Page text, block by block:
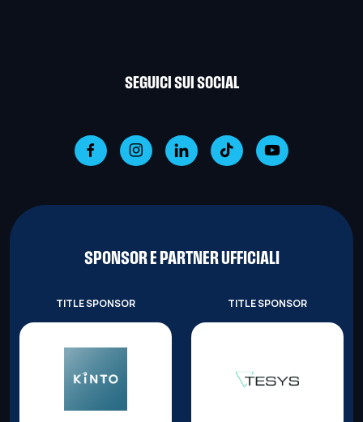
SEGUICI SUI SOCIAL
SPONSOR E PARTNER UFFICIALI
TITLE SPONSOR TITLE SPONSOR